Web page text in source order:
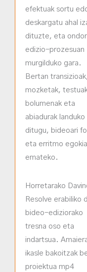
efektuak sortu
deskargatu ahal
dituzte, eta
edizio-prozesuan
murgilduko gara.
Bertan
mozketak,
bolumenak eta
abiadurak landuko
ditugu, bideoari
eta erritmo egokia
emateko.
Horretarako
Resolve erabiliko
bideo-ediziorako
tresna oso eta
indartsua.
ikasle bakoitzak
proiektua mp4